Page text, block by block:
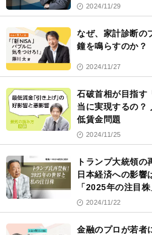
2024/11/29
なぜ、家計診断の
鐘を鳴らすのか？
2024/11/27
石破首相が目指す
当に実現するの？
低賃金問題
2024/11/25
トランプ大統領
日本経済への影
「2025年の注目株
2024/11/22
金融のプロが若者